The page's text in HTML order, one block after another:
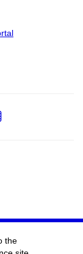
Add
the